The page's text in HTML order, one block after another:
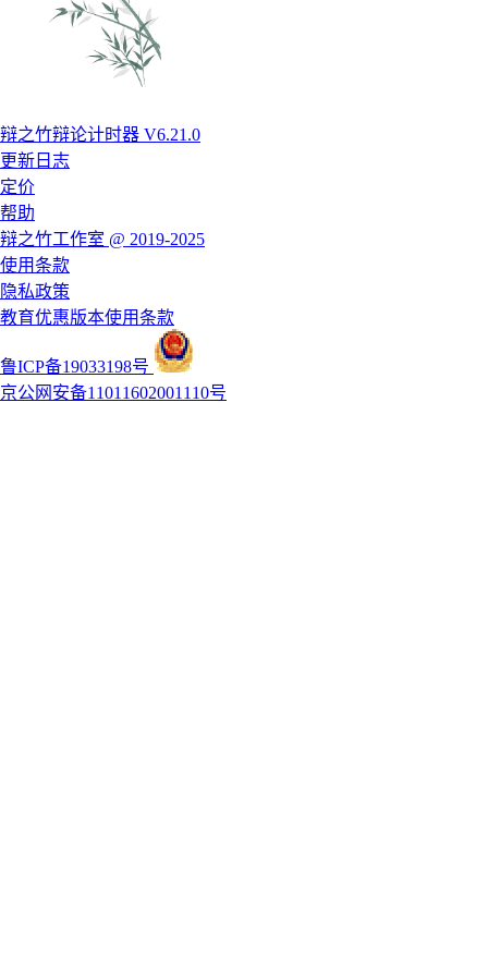
辩之竹辩论计时器 V6.21.0
更新日志
定价
帮助
辩之竹工作室 @ 2019-2025
使用条款
隐私政策
教育优惠版本使用条款
鲁ICP备19033198号
京公网安备11011602001110号